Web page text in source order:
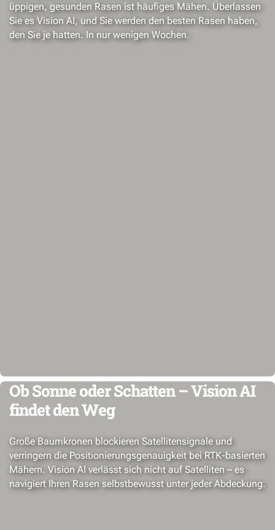
üppigen, gesunden Rasen ist häufiges Mähen. Überlassen
Sie es Vision AI, und Sie werden den besten Rasen haben,
den Sie je hatten. In nur wenigen Wochen.
Ob Sonne oder Schatten – Vision AI
findet den Weg
Große Baumkronen blockieren Satellitensignale und
verringern die Positionierungsgenauigkeit bei RTK-basierten
Mähern. Vision AI verlässt sich nicht auf Satelliten – es
navigiert Ihren Rasen selbstbewusst unter jeder Abdeckung.